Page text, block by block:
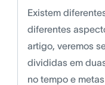
Existem
diferentes
artigo, veremos
divididas em
no tempo e